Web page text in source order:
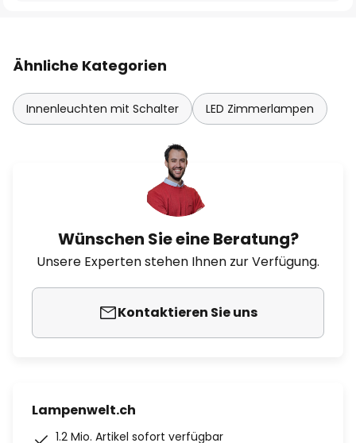
Ähnliche Kategorien
Innenleuchten mit Schalter LED Zimmerlampen
Wünschen Sie eine Beratung?
Unsere Experten stehen Ihnen zur Verfügung.
Kontaktieren Sie uns
Lampenwelt.ch
1.2 Mio. Artikel sofort verfügbar